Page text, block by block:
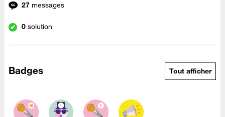
27 messages
0 solution
Badges Tout afficher